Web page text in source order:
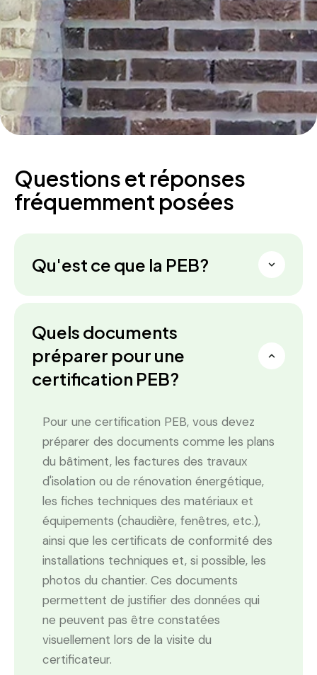
Questions et réponses
fréquemment posées
Qu'est ce que la PEB?
Quels documents
préparer pour une
certification PEB?
Pour une certification PEB, vous devez
préparer des documents comme les plans
du bâtiment, les factures des travaux
d'isolation ou de rénovation énergétique,
les fiches techniques des matériaux et
équipements (chaudière, fenêtres, etc.),
ainsi que les certificats de conformité des
installations techniques et, si possible, les
photos du chantier. Ces documents
permettent de justifier des données qui
ne peuvent pas être constatées
visuellement lors de la visite du
certificateur.